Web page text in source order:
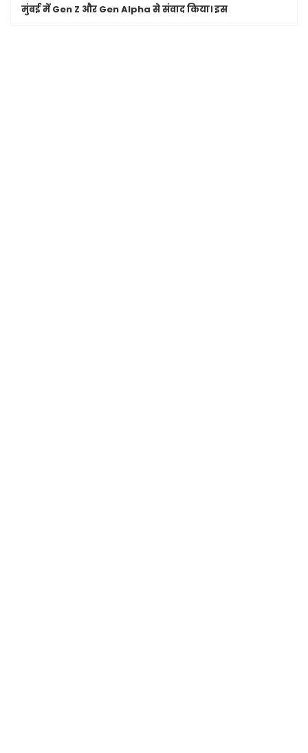
मुंबई में Gen Z और Gen Alpha से संवाद किया। इस